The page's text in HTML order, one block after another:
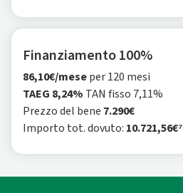
Finanziamento 100%
86,10€/meseper 120 mesi
TAEG 8,24% TAN fisso 7,11%
Prezzo del bene 7.290€
Importo tot. dovuto: 10.721,56€⁷